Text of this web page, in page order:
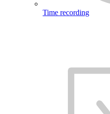
Time recording